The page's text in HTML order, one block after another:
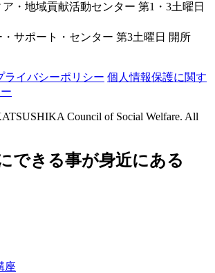
・地域貢献活動センター 第1・3土曜日
サポート・センター 第3土曜日 開所
ライバシーポリシー 個人情報保護に関す
Council of Social Welfare. All
できる事が身近にある
座